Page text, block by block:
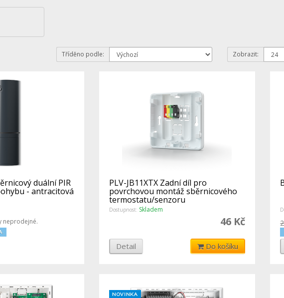
Tříděno podle: Zobrazit:
duální PIR
- antracitová
neprodejné.
PLV-JB11XTX Zadní díl pro
povrchovou montáž sběrnicového
termostatu/senzoru
Dostupnost: Skladem
46 Kč
Detail Do košíku